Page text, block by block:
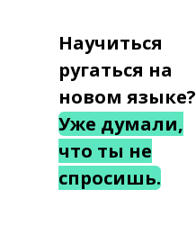
Научиться
ругаться на
новом языке?
Уже думали,
что ты не
спросишь.